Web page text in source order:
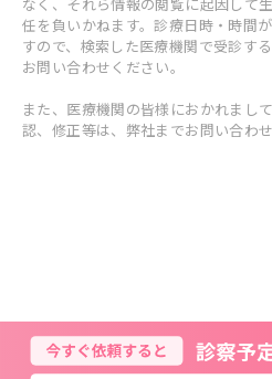
任を負いかねます。診療日時・時間
すので、検索した医療機関で受診す
お問い合わせください。
また、医療機関の皆様におかれまし
認、修正等は、弊社までお問い合わせ